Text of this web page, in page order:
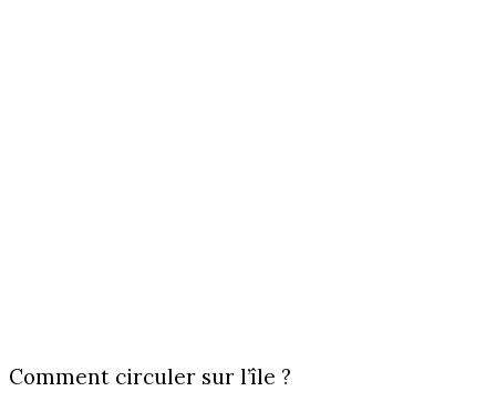
Comment circuler sur l’île ?